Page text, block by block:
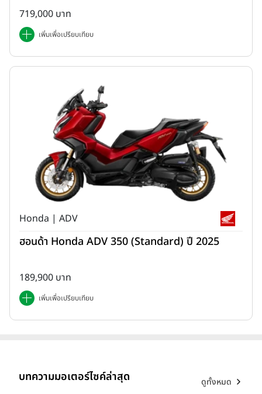
สัดส่วนตัวรถและเส้นสายแฟริ่งถูกออกแบบให้เอื้อต่อการเคลื่อนไหว
ของผู้ขับขี่ ช่วยให้ยืนควบคุมรถและถ่ายน้ำหนักได้อย่างเป็นธรรมชาติ
ในเส้นทางออฟโรด
3. Touring Comfort & Practicality
ถังน้ำมันความจุ 16 ลิตร ผสานอัตราสิ้นเปลืองที่เหมาะสม ช่วยเพิ่ม
ท่านั่งแบบหลังตรง Upright Riding Position ลดความเมื่อยล้า
เพิ่มความสบายทั้งการขับขี่ในเมืองและทริปทัวริ่งหลายชั่วโมง
719,000 บาท
เพิ่มเพื่อเปรียบเทียบ
Honda | ADV
ฮอนด้า Honda ADV 350 (Standard) ปี 2025
189,900 บาท
เพิ่มเพื่อเปรียบเทียบ
บทความมอเตอร์ไซค์ล่าสุด ดูทั้งหมด